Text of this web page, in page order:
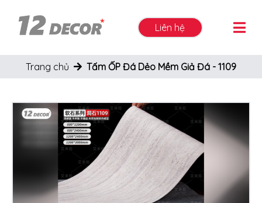
Liên hệ
Trang chủ Tấm ỐP Đá Dẻo Mềm Giả Đá - 1109